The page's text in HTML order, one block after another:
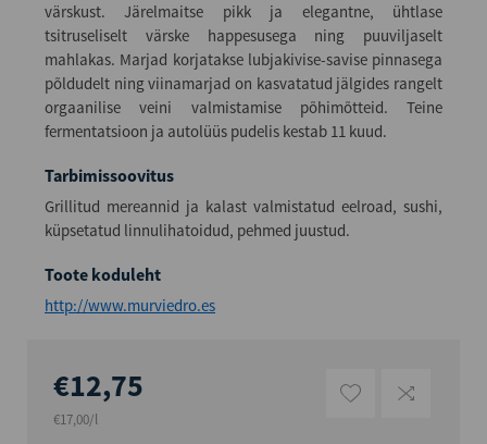
värskust. Järelmaitse pikk ja elegantne, ühtlase
tsitruseliselt värske happesusega ning puuviljaselt
mahlakas. Marjad korjatakse lubjakivise-savise pinnasega
põldudelt ning viinamarjad on kasvatatud jälgides rangelt
orgaanilise veini valmistamise põhimõtteid. Teine
fermentatsioon ja autolüüs pudelis kestab 11 kuud.
Tarbimissoovitus
Grillitud mereannid ja kalast valmistatud eelroad, sushi,
küpsetatud linnulihatoidud, pehmed juustud.
Toote koduleht
http://www.murviedro.es
€12,75
€17,00/l